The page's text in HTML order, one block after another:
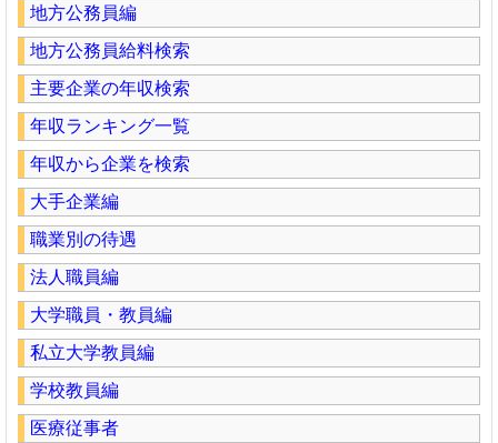
地方公務員編
地方公務員給料検索
主要企業の年収検索
年収ランキング一覧
年収から企業を検索
大手企業編
職業別の待遇
法人職員編
大学職員・教員編
私立大学教員編
学校教員編
医療従事者